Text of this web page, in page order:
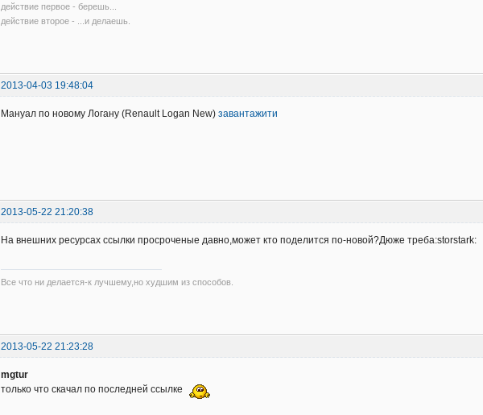
действие первое - берешь...
действие второе - ...и делаешь.
2013-04-03 19:48:04
Мануал по новому Логану (Renault Logan New)завантажити
2013-05-22 21:20:38
На внешних ресурсах ссылки просроченые давно,может кто поделится по-новой?Дюже треба:storstark:
Все что ни делается-к лучшему,но худшим из способов.
2013-05-22 21:23:28
mgtur
только что скачал по последней ссылке